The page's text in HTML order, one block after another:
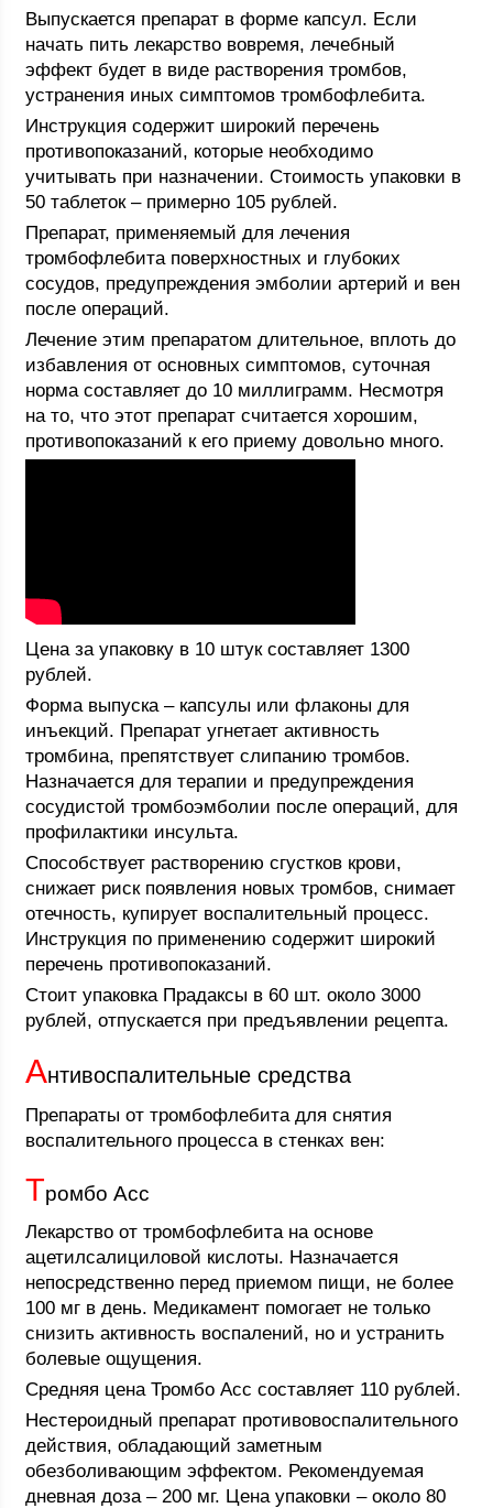
Выпускается препарат в форме капсул. Если
начать пить лекарство вовремя, лечебный
эффект будет в виде растворения тромбов,
устранения иных симптомов тромбофлебита.
Инструкция содержит широкий перечень
противопоказаний, которые необходимо
учитывать при назначении. Стоимость упаковки в
50 таблеток – примерно 105 рублей.
Препарат, применяемый для лечения
тромбофлебита поверхностных и глубоких
сосудов, предупреждения эмболии артерий и вен
после операций.
Лечение этим препаратом длительное, вплоть до
избавления от основных симптомов, суточная
норма составляет до 10 миллиграмм. Несмотря
на то, что этот препарат считается хорошим,
противопоказаний к его приему довольно много.
Цена за упаковку в 10 штук составляет 1300
рублей.
Форма выпуска – капсулы или флаконы для
инъекций. Препарат угнетает активность
тромбина, препятствует слипанию тромбов.
Назначается для терапии и предупреждения
сосудистой тромбоэмболии после операций, для
профилактики инсульта.
Способствует растворению сгустков крови,
снижает риск появления новых тромбов, снимает
отечность, купирует воспалительный процесс.
Инструкция по применению содержит широкий
перечень противопоказаний.
Стоит упаковка Прадаксы в 60 шт. около 3000
рублей, отпускается при предъявлении рецепта.
Антивоспалительные средства
Препараты от тромбофлебита для снятия
воспалительного процесса в стенках вен:
Тромбо Асс
Лекарство от тромбофлебита на основе
ацетилсалициловой кислоты. Назначается
непосредственно перед приемом пищи, не более
100 мг в день. Медикамент помогает не только
снизить активность воспалений, но и устранить
болевые ощущения.
Средняя цена Тромбо Асс составляет 110 рублей.
Нестероидный препарат противовоспалительного
действия, обладающий заметным
обезболивающим эффектом. Рекомендуемая
дневная доза – 200 мг. Цена упаковки – около 80